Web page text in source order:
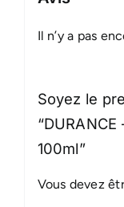
Il n’y a pas
Soyez le
“DURANCE
100ml”
Vous devez